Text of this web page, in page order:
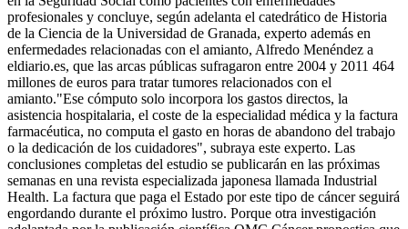
profesionales y concluye, según adelanta el catedrático de Historia
de la Ciencia de la Universidad de Granada, experto además en
enfermedades relacionadas con el amianto, Alfredo Menéndez a
eldiario.es, que las arcas públicas sufragaron entre 2004 y 2011 464
millones de euros para tratar tumores relacionados con el
amianto."Ese cómputo solo incorpora los gastos directos, la
asistencia hospitalaria, el coste de la especialidad médica y la factura
farmacéutica, no computa el gasto en horas de abandono del trabajo
o la dedicación de los cuidadores", subraya este experto. Las
conclusiones completas del estudio se publicarán en las próximas
semanas en una revista especializada japonesa llamada Industrial
Health. La factura que paga el Estado por este tipo de cáncer seguirá
engordando durante el próximo lustro. Porque otra investigación